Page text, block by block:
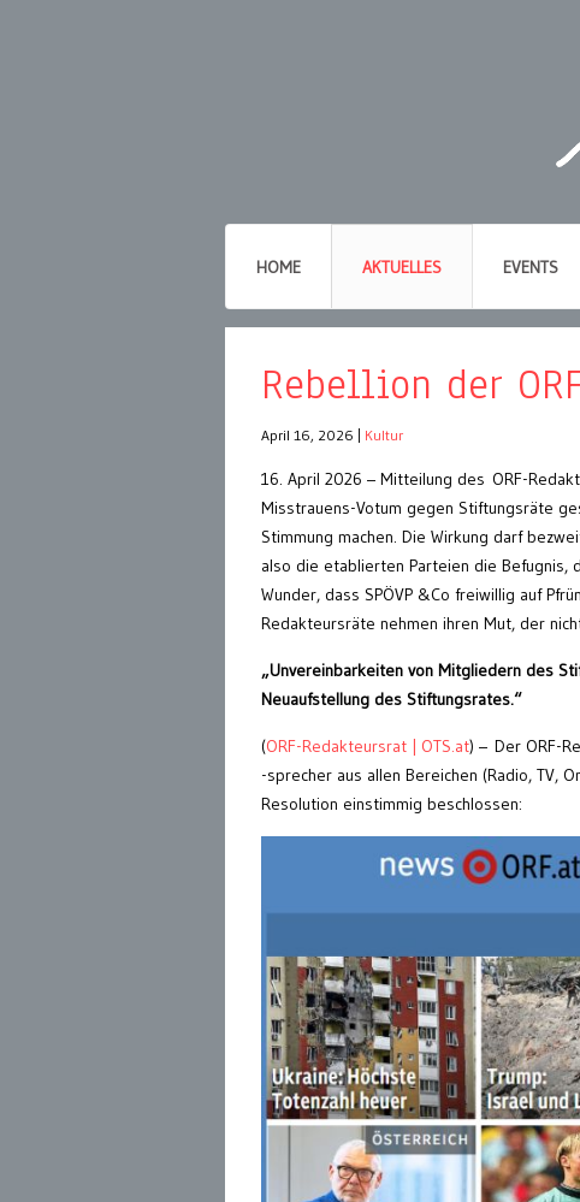
HOME AKTUELLES EVENTS
Rebellion der
April 16, 2026 Kultur
16. April 2026 – Mitteilung des ORF-
Misstrauens-Votum gegen Stiftungsräte
Stimmung machen. Die Wirkung darf
also die etablierten Parteien die Befugnis,
Wunder, dass SPÖVP &Co freiwillig auf
Redakteursräte nehmen ihren Mut, der
„Unvereinbarkeiten von Mitgliedern des
Neuaufstellung des Stiftungsrates.“
(ORF-Redakteursrat | OTS.at) – Der ORF-
-sprecher aus allen Bereichen (Radio, TV,
Resolution einstimmig beschlossen: